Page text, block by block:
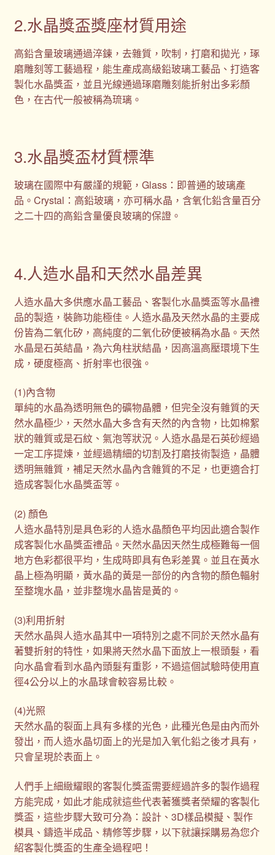
2.水晶獎盃獎座材質用途
高鉛含量玻璃通過淬鍊，去雜質，吹制，打磨和拋光，琢
磨雕刻等工藝過程，能生產成高級鉛玻璃工藝品、打造客
製化水晶獎盃，並且光線通過琢磨雕刻能折射出多彩顏
色，在古代一般被稱為琉璃。
3.水晶獎盃材質標準
玻璃在國際中有嚴謹的規範，Glass：即普通的玻璃產
品。Crystal：高鉛玻璃，亦可稱水晶，含氧化鉛含量百分
之二十四的高鉛含量優良玻璃的保證。
4.人造水晶和天然水晶差異
人造水晶大多供應水晶工藝品、客製化水晶獎盃等水晶禮
品的製造，裝飾功能極佳。人造水晶及天然水晶的主要成
份皆為二氧化矽，高純度的二氧化矽便被稱為水晶。天然
水晶是石英結晶，為六角柱狀結晶，因高溫高壓環境下生
成，硬度極高、折射率也很強。
(1)內含物
單純的水晶為透明無色的礦物晶體，但完全沒有雜質的天
然水晶極少，天然水晶大多含有天然的內含物，比如棉絮
狀的雜質或是石紋、氣泡等狀況。人造水晶是石英砂經過
一定工序提煉，並經過精細的切割及打磨技術製造，晶體
透明無雜質，補足天然水晶內含雜質的不足，也更適合打
造成客製化水晶獎盃等。
(2) 顏色
人造水晶特別是具色彩的人造水晶顏色平均因此適合製作
成客製化水晶獎盃禮品。天然水晶因天然生成極難每一個
地方色彩都很平均，生成時即具有色彩差異。並且在黃水
晶上極為明顯，黃水晶的黃是一部份的內含物的顏色輻射
至整塊水晶，並非整塊水晶皆是黃的。
(3)利用折射
天然水晶與人造水晶其中一項特別之處不同於天然水晶有
著雙折射的特性，如果將天然水晶下面放上一根頭髮，看
向水晶會看到水晶內頭髮有重影，不過這個試驗時使用直
徑4公分以上的水晶球會較容易比較。
(4)光照
天然水晶的裂面上具有多樣的光色，此種光色是由內而外
發出，而人造水晶切面上的光是加入氧化鉛之後才具有，
只會呈現於表面上。
人們手上細緻耀眼的客製化獎盃需要經過許多的製作過程
方能完成，如此才能成就這些代表著獲獎者榮耀的客製化
獎盃，這些步驟大致可分為：設計、3D樣品模擬、製作
模具、鑄造半成品、精修等步驟，以下就讓採購易為您介
紹客製化獎盃的生產全過程吧！